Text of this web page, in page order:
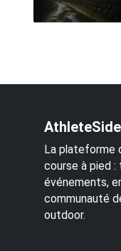
AthleteSide
La plateforme
course à pied :
événements,
communauté
outdoor.